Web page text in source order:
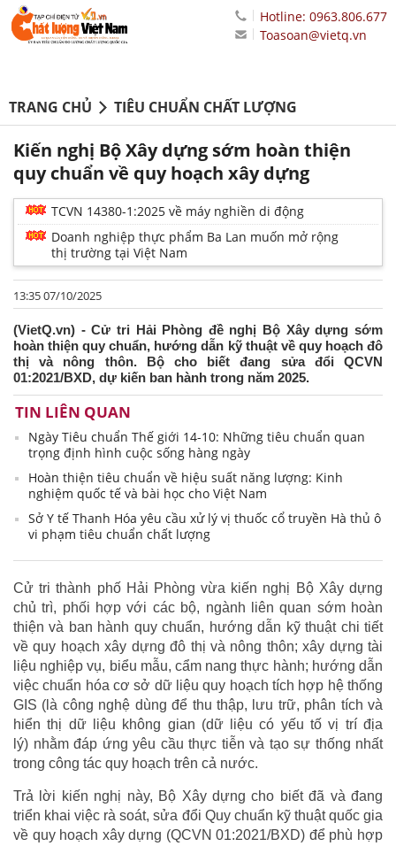
Hotline: 0963.806.677
Toasoan@vietq.vn
TRANG CHỦ TIÊU CHUẨN CHẤT LƯỢNG
Kiến nghị Bộ Xây dựng sớm hoàn thiện
quy chuẩn về quy hoạch xây dựng
TCVN 14380-1:2025 về máy nghiền di động
Doanh nghiệp thực phẩm Ba Lan muốn mở rộng
thị trường tại Việt Nam
13:35 07/10/2025
(VietQ.vn) - Cử tri Hải Phòng đề nghị Bộ Xây dựng sớm
hoàn thiện quy chuẩn, hướng dẫn kỹ thuật về quy hoạch đô
thị và nông thôn. Bộ cho biết đang sửa đổi QCVN
01:2021/BXD, dự kiến ban hành trong năm 2025.
TIN LIÊN QUAN
Ngày Tiêu chuẩn Thế giới 14-10: Những tiêu chuẩn quan
trọng định hình cuộc sống hàng ngày
Hoàn thiện tiêu chuẩn về hiệu suất năng lượng: Kinh
nghiệm quốc tế và bài học cho Việt Nam
Sở Y tế Thanh Hóa yêu cầu xử lý vị thuốc cổ truyền Hà thủ ô
vi phạm tiêu chuẩn chất lượng
Cử tri thành phố Hải Phòng vừa kiến nghị Bộ Xây dựng
chủ trì, phối hợp với các bộ, ngành liên quan sớm hoàn
thiện và ban hành quy chuẩn, hướng dẫn kỹ thuật chi tiết
về quy hoạch xây dựng đô thị và nông thôn; xây dựng tài
liệu nghiệp vụ, biểu mẫu, cẩm nang thực hành; hướng dẫn
việc chuẩn hóa cơ sở dữ liệu quy hoạch tích hợp hệ thống
GIS (là công nghệ dùng để thu thập, lưu trữ, phân tích và
hiển thị dữ liệu không gian (dữ liệu có yếu tố vị trí địa
lý) nhằm đáp ứng yêu cầu thực tiễn và tạo sự thống nhất
trong công tác quy hoạch trên cả nước.
Trả lời kiến nghị này, Bộ Xây dựng cho biết đã và đang
triển khai việc rà soát, sửa đổi Quy chuẩn kỹ thuật quốc gia
về quy hoạch xây dựng (QCVN 01:2021/BXD) để phù hợp